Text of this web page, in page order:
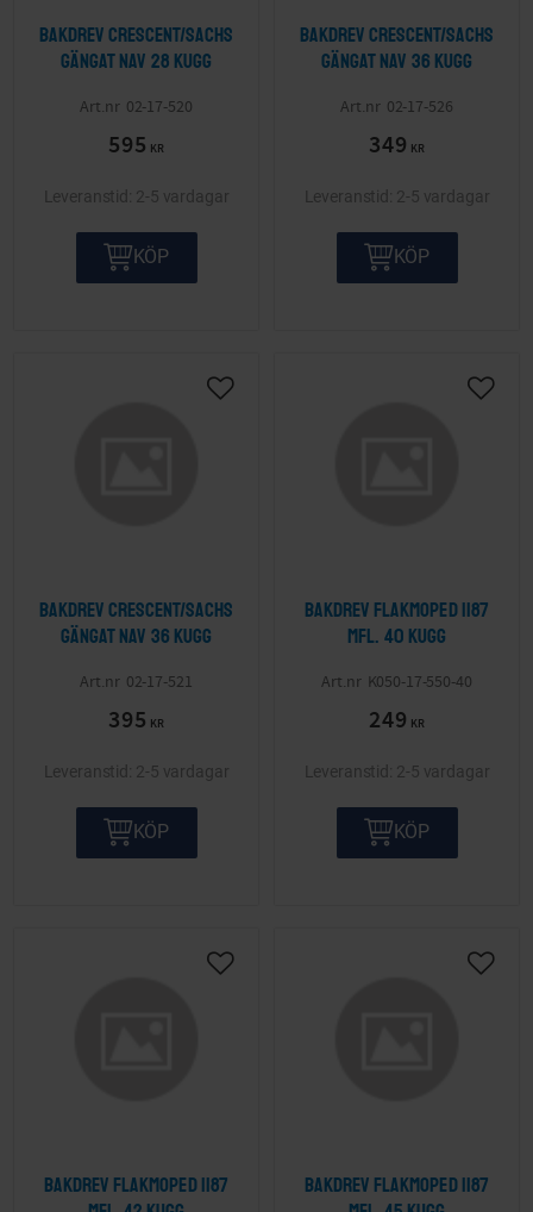
Bakdrev Crescent/Sachs
gängat nav 28 kugg
02-17-520
595 KR
2-5 vardagar
KÖP
Bakdrev Crescent/Sachs
gängat nav 36 kugg
02-17-526
349 KR
2-5 vardagar
KÖP
Bakdrev Crescent/Sachs
gängat nav 36 kugg
02-17-521
395 KR
Lägg till i önskelista
2-5 vardagar
KÖP
Bakdrev Flakmoped 1187
mfl. 40 kugg
K050-17-550-40
249 KR
Lägg
2-5 vardagar
KÖP
Bakdrev Flakmoped 1187
Lägg till i önskelista
Bakdrev Flakmoped 1187
Lägg